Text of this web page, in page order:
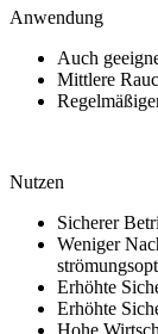
Anwendung
Auch
Mittlere
Nutzen
Sicherer
Weniger
Erhöhte
Erhöhte
Hohe